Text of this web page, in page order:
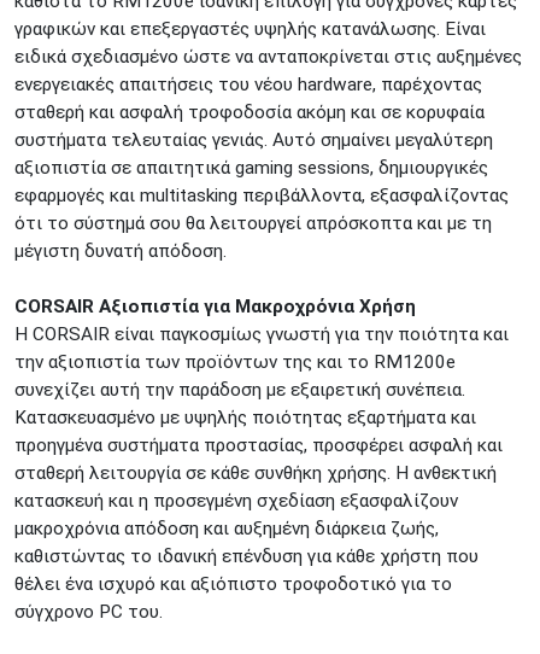
γραφικών και επεξεργαστές υψηλής κατανάλωσης. Είναι
ειδικά σχεδιασμένο ώστε να ανταποκρίνεται στις αυξημένες
ενεργειακές απαιτήσεις του νέου hardware, παρέχοντας
σταθερή και ασφαλή τροφοδοσία ακόμη και σε κορυφαία
συστήματα τελευταίας γενιάς. Αυτό σημαίνει μεγαλύτερη
αξιοπιστία σε απαιτητικά gaming sessions, δημιουργικές
εφαρμογές και multitasking περιβάλλοντα, εξασφαλίζοντας
ότι το σύστημά σου θα λειτουργεί απρόσκοπτα και με τη
μέγιστη δυνατή απόδοση.
CORSAIR Αξιοπιστία για Μακροχρόνια Χρήση
Η CORSAIR είναι παγκοσμίως γνωστή για την ποιότητα και
την αξιοπιστία των προϊόντων της και το RM1200e
συνεχίζει αυτή την παράδοση με εξαιρετική συνέπεια.
Κατασκευασμένο με υψηλής ποιότητας εξαρτήματα και
προηγμένα συστήματα προστασίας, προσφέρει ασφαλή και
σταθερή λειτουργία σε κάθε συνθήκη χρήσης. Η ανθεκτική
κατασκευή και η προσεγμένη σχεδίαση εξασφαλίζουν
μακροχρόνια απόδοση και αυξημένη διάρκεια ζωής,
καθιστώντας το ιδανική επένδυση για κάθε χρήστη που
θέλει ένα ισχυρό και αξιόπιστο τροφοδοτικό για το
σύγχρονο PC του.